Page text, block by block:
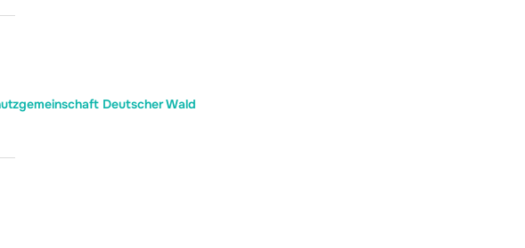
Deutscher Wald